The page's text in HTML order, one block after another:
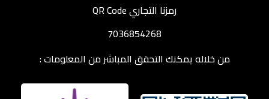
رمزنا التجاري QR Code
7036854268
من خلاله يمكنك التحقق المباشر من المعلومات :